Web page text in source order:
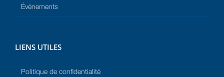
Événements
LIENS UTILES
Politique de confidentialité